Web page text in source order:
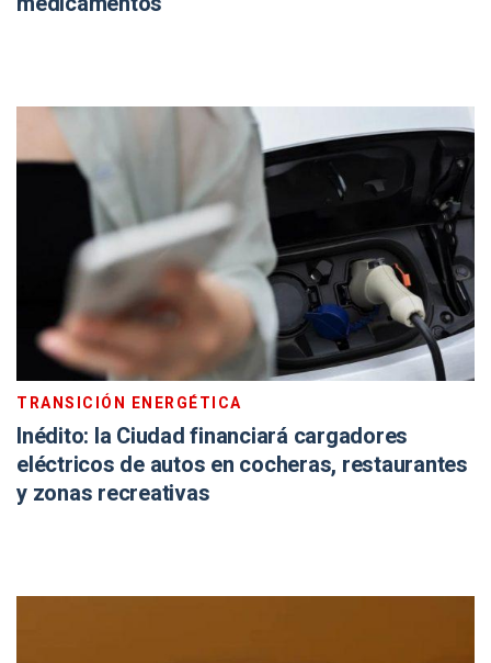
TRANSICIÓN ENERGÉTICA
Inédito: la Ciudad financiará cargadores
eléctricos de autos en cocheras, restaurantes
y zonas recreativas